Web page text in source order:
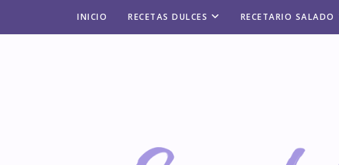
INICIO RECETAS DULCES RECETARIO SALADO